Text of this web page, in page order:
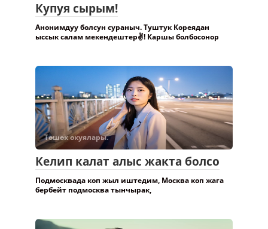
Купуя сырым!
Анонимдуу болсун сураныч. Туштук Кореядан
ыссык салам мекендештер✌️! Каршы болбосонор
Төшөк окуялары.
Келип калат алыс жакта болсо
Подмосквада коп жыл иштедим, Москва коп жага
бербейт подмосква тынчырак,